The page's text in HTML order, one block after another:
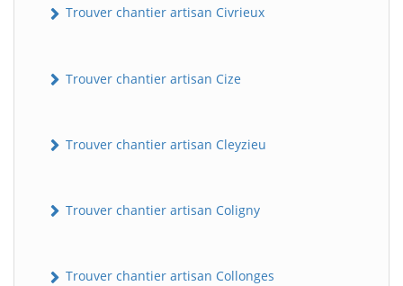
Trouver chantier artisan Civrieux
Trouver chantier artisan Cize
Trouver chantier artisan Cleyzieu
Trouver chantier artisan Coligny
Trouver chantier artisan Collonges